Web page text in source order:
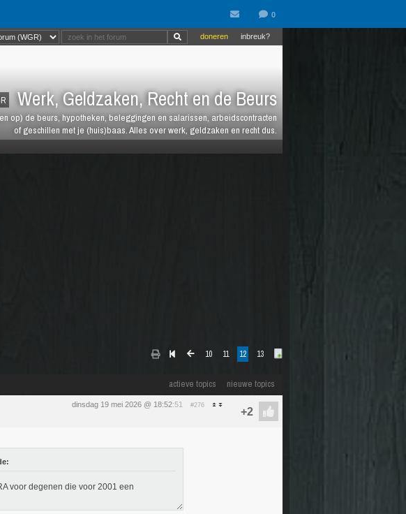
Werk, Geldzaken, Recht en de Beurs
op) de beurs, hypotheken, beleggingen en salarissen, arbeidscontracten
of geschillen met je (huis)baas. Alles over werk, geldzaken en recht dus.
inbreuk?
doneren
10 11 12 13
actieve topics nieuwe topics
dinsdag 19 mei 2026 @ 18:52:51 #276
voor degenen die voor 2001 een